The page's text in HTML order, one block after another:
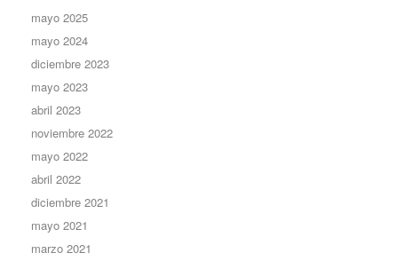
mayo 2025
mayo 2024
diciembre 2023
mayo 2023
abril 2023
noviembre 2022
mayo 2022
abril 2022
diciembre 2021
mayo 2021
marzo 2021